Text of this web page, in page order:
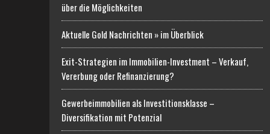
über die Möglichkeiten
Aktuelle Gold Nachrichten » im Überblick
Exit-Strategien im Immobilien-Investment – Verkauf,
Vererbung oder Refinanzierung?
Gewerbeimmobilien als Investitionsklasse –
Diversifikation mit Potenzial